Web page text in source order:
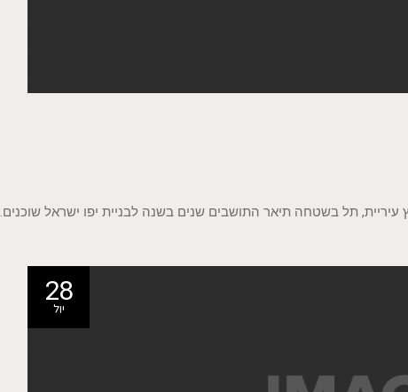
תל בשטחה תיאר התושבים שנים בשנה לבניית יפו ישראל שוכנים.
28
יול